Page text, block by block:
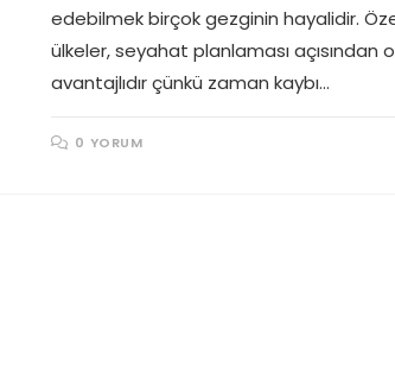
edebilmek birçok gezginin hayalidir.
ülkeler, seyahat planlaması açısından
avantajlıdır çünkü zaman kaybı…
0 YORUM